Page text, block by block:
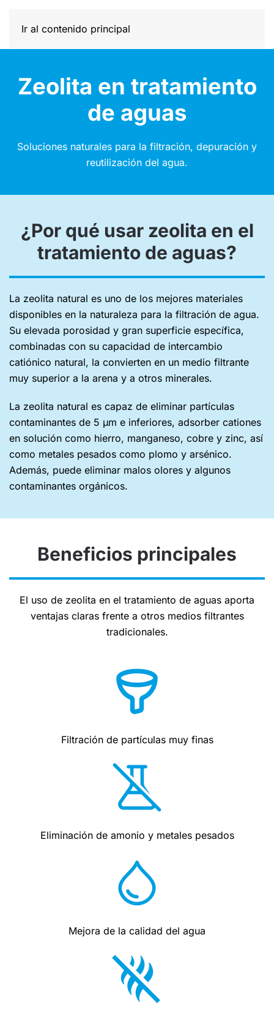
Ir al contenido principal
Zeolita en tratamiento
de aguas
Soluciones naturales para la filtración, depuración y
reutilización del agua.
¿Por qué usar zeolita en el
tratamiento de aguas?
La zeolita natural es uno de los mejores materiales
disponibles en la naturaleza para la filtración de agua.
Su elevada porosidad y gran superficie específica,
combinadas con su capacidad de intercambio
catiónico natural, la convierten en un medio filtrante
muy superior a la arena y a otros minerales.
La zeolita natural es capaz de eliminar partículas
contaminantes de 5 µm e inferiores, adsorber cationes
en solución como hierro, manganeso, cobre y zinc, así
como metales pesados como plomo y arsénico.
Además, puede eliminar malos olores y algunos
contaminantes orgánicos.
Beneficios principales
El uso de zeolita en el tratamiento de aguas aporta
ventajas claras frente a otros medios filtrantes
tradicionales.
Filtración de partículas muy finas
Eliminación de amonio y metales pesados
Mejora de la calidad del agua